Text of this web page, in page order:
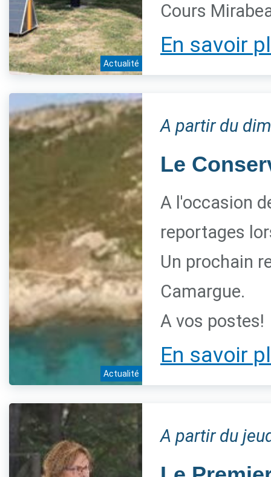
Actualité
Cours
En savoir
Actualité
A partir du
Le
A l'occasion
reportages
Un prochain
Camargue.
A vos postes!
En savoir
A partir du